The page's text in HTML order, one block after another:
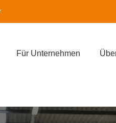
Für Unternehmen